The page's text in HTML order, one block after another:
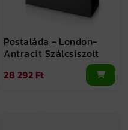
Postaláda - London-
Antracit Szálcsiszolt
28 292 Ft